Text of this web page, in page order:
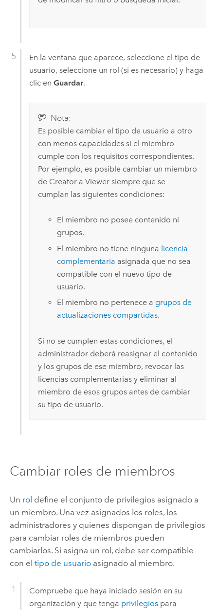
En la ventana que aparece, seleccione el tipo de
usuario, seleccione un rol (si es necesario) y haga
clic en Guardar.
Nota:
Es posible cambiar el tipo de usuario a otro
con menos capacidades si el miembro
cumple con los requisitos correspondientes.
Por ejemplo, es posible cambiar un miembro
de Creatora Viewersiempre que se
cumplan las siguientes condiciones:
El miembro no posee contenido ni
grupos.
El miembro no tiene ninguna licencia
complementaria asignada que no sea
compatible con el nuevo tipo de
usuario.
El miembro no pertenece a grupos de
actualizaciones compartidas.
Si no se cumplen estas condiciones, el
administrador deberá reasignar el contenido
y los grupos de ese miembro, revocar las
licencias complementarias y eliminar al
miembro de esos grupos antes de cambiar
su tipo de usuario.
Cambiar roles de miembros
Un rol define el conjunto de privilegios asignado a
un miembro. Una vez asignados los roles, los
administradores y quienes dispongan de privilegios
para cambiar roles de miembros pueden
cambiarlos. Si asigna un rol, debe ser compatible
con el tipo de usuarioasignado al miembro.
Compruebe que haya iniciado sesión en su
organización y que tenga privilegiospara